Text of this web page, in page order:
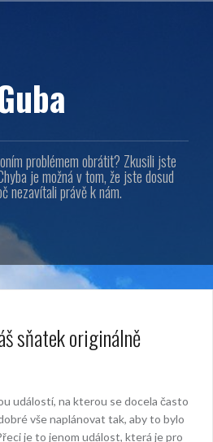
problémem obrátit? Zkusili jste
je možná v tom, že jste dosud
nezavítali právě k nám.
sňatek originálně
událostí, na kterou se docela často
vše naplánovat tak, aby to bylo
je to jenom událost, která je pro